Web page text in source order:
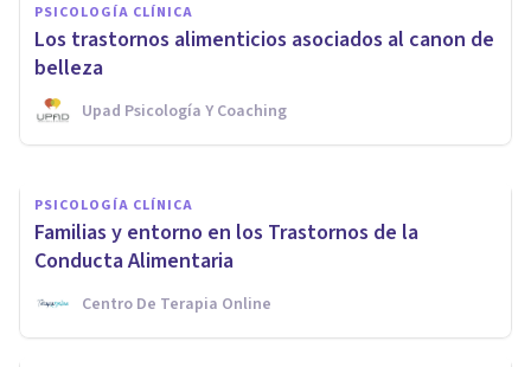
PSICOLOGÍA CLÍNICA
Los trastornos alimenticios asociados al canon de
belleza
Upad Psicología Y Coaching
¿Qué puedo esperar de la
psicoterapia online?
Guillermo Orozco
PSICOLOGÍA CLÍNICA
Familias y entorno en los Trastornos de la
Conducta Alimentaria
Centro De Terapia Online